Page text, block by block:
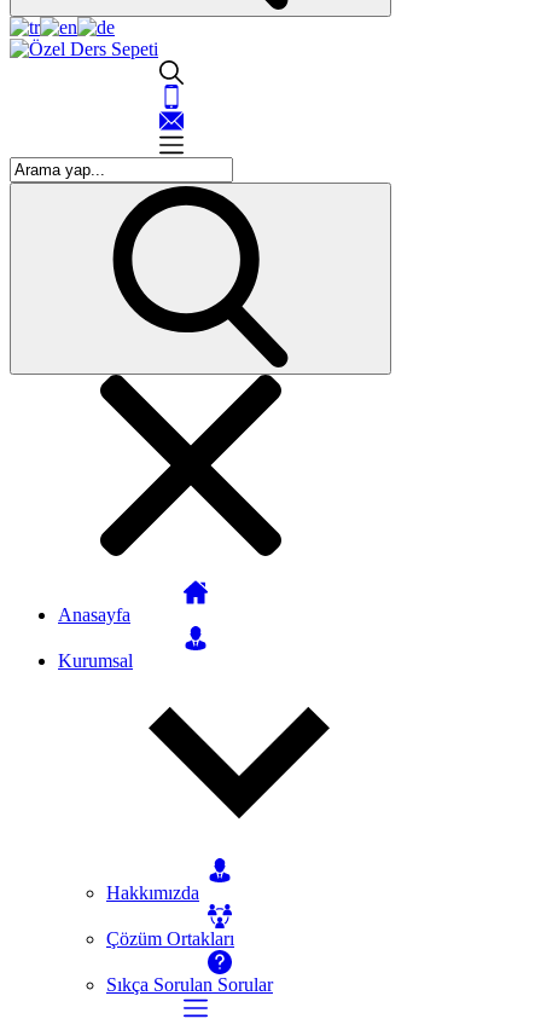
Anasayfa
Kurumsal
Hakkımızda
Çözüm Ortakları
Sıkça Sorulan Sorular